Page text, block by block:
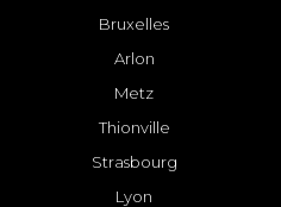
Bruxelles
Arlon
Metz
Thionville
Strasbourg
Lyon